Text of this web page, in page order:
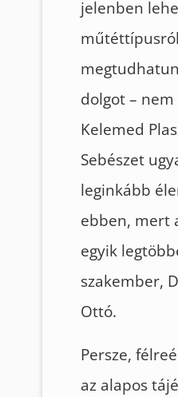
jelenben
műtéttípusról
dolgot – nem
Kelemed
Sebészet
leginkább
ebben, mert
egyik
szakember,
Ottó.
Persze,
az alapos